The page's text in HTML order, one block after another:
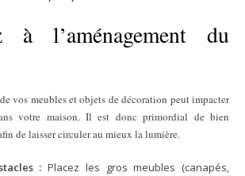
à l’aménagement du
vos meubles et objets de décoration peut impacter
votre maison. Il est donc primordial de bien
de laisser circuler au mieux la lumière.
: Placez les gros meubles (canapés,